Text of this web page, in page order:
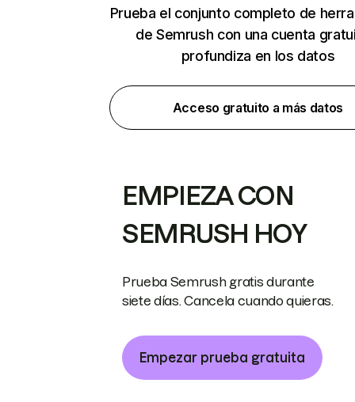
Prueba el conjunto completo de
de Semrush con una cuenta
profundiza en los datos
Acceso gratuito a más datos
EMPIEZA CON
SEMRUSH HOY
Prueba Semrush gratis durante
siete días. Cancela cuando quieras.
Empezar prueba gratuita